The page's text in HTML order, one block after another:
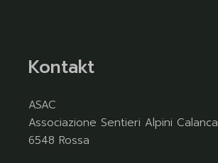
Kontakt
ASAC
Associazione Sentieri Alpini Calanca
6548 Rossa